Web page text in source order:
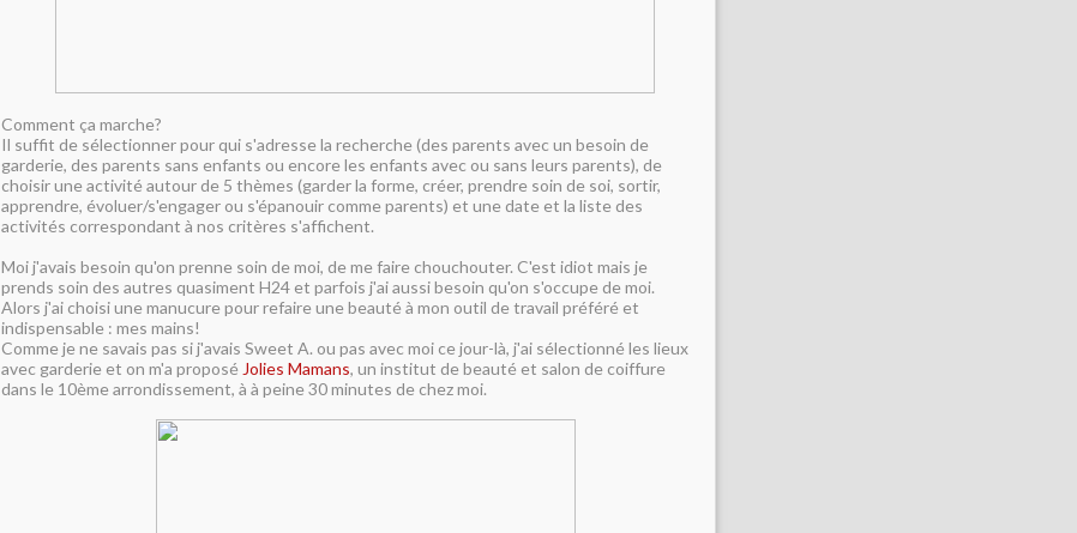
Comment ça marche?
Il suffit de sélectionner pour qui s'adresse la recherche (des parents avec un besoin de
garderie, des parents sans enfants ou encore les enfants avec ou sans leurs parents), de
choisir une activité autour de 5 thèmes (garder la forme, créer, prendre soin de soi, sortir,
apprendre, évoluer/s'engager ou s'épanouir comme parents) et une date et la liste des
activités correspondant à nos critères s'affichent.
Moi j'avais besoin qu'on prenne soin de moi, de me faire chouchouter. C'est idiot mais je
prends soin des autres quasiment H24 et parfois j'ai aussi besoin qu'on s'occupe de moi.
Alors j'ai choisi une manucure pour refaire une beauté à mon outil de travail préféré et
indispensable : mes mains!
Comme je ne savais pas si j'avais Sweet A. ou pas avec moi ce jour-là, j'ai sélectionné les lieux
avec garderie et on m'a proposé Jolies Mamans, un institut de beauté et salon de coiffure
dans le 10ème arrondissement, à à peine 30 minutes de chez moi.